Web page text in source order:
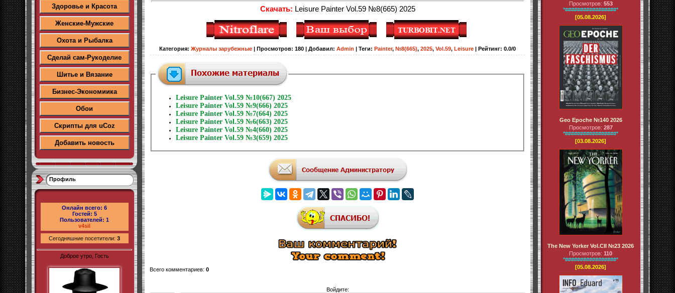
Здоровье и Красота
Женские-Мужские
Охота и Рыбалка
Сделай сам-Рукоделие
Шитье и Вязание
Бизнес-Экономиика
Обои
Скрипты для uCoz
Добавить новость
Профиль
Онлайн всего: 6
Гостей: 5
Пользователей: 1
v4sil
Сегодняшние посетители: 3
Доброе утро, Гость
Скачать: Leisure Painter Vol.59 №8(665) 2025
Категория: Журналы зарубежные Просмотров: 180 Добавил: Admin Теги: Painter, №8(665), 2025, Vol.59, Leisure Рейтинг: 0.0/0
Leisure Painter Vol.59 №10(667) 2025
Leisure Painter Vol.59 №9(666) 2025
Leisure Painter Vol.59 №7(664) 2025
Leisure Painter Vol.59 №6(663) 2025
Leisure Painter Vol.59 №4(660) 2025
Leisure Painter Vol.59 №3(659) 2025
Всего комментариев: 0
Войдите:
Просмотров: 553
*#################*
[05.08.2026]
Geo Epoche №140 2026
Просмотров: 287
*#################*
[03.08.2026]
The New Yorker Vol.CII №23 2026
Просмотров: 110
*#################*
[05.08.2026]